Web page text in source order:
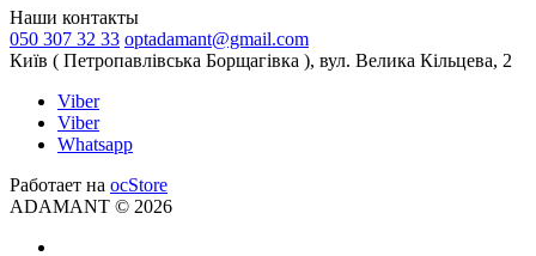
Наши контакты
050 307 32 33 optadamant@gmail.com
Київ ( Петропавлівська Борщагівка ), вул. Велика Кільцева, 2
Viber
Viber
Whatsapp
Работает на ocStore
ADAMANT © 2026